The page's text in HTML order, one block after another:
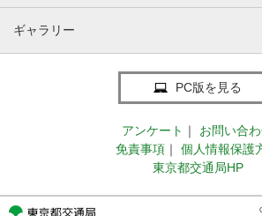
ギャラリー
PC版を見る
アンケート ｜
お問い合
免責事項 ｜
個人情報保護
東京都交通局HP